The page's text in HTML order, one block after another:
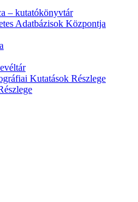
– kutatókönyvtár
Adatbázisok Központja
Kutatások Részlege